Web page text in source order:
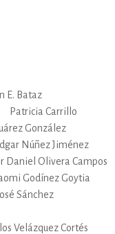
E. Bataz
Patricia Carrillo
González
Núñez Jiménez
Daniel Olivera Campos
Godínez Goytia
Sánchez
Velázquez Cortés